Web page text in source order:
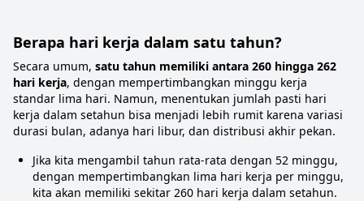
Berapa hari kerja dalam satu tahun?
Secara umum, satu tahun memiliki antara 260 hingga 262
hari kerja, dengan mempertimbangkan minggu kerja
standar lima hari. Namun, menentukan jumlah pasti hari
kerja dalam setahun bisa menjadi lebih rumit karena variasi
durasi bulan, adanya hari libur, dan distribusi akhir pekan.
Jika kita mengambil tahun rata-rata dengan 52 minggu,
dengan mempertimbangkan lima hari kerja per minggu,
kita akan memiliki sekitar 260 hari kerja dalam setahun.